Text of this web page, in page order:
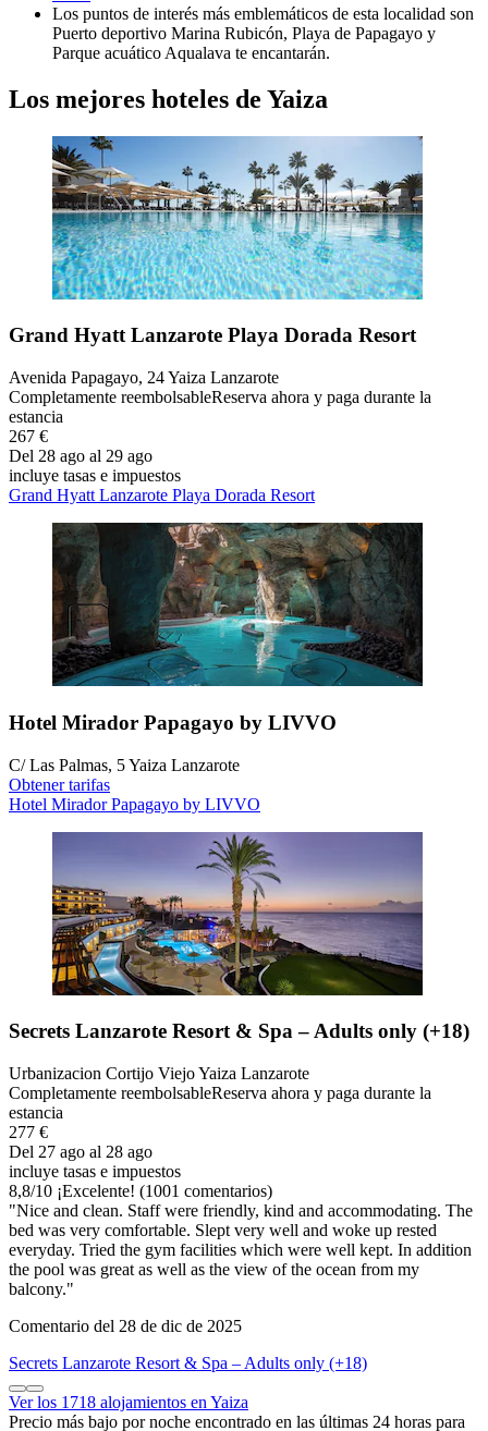
Los puntos de interés más emblemáticos de esta localidad son
Puerto deportivo Marina Rubicón, Playa de Papagayo y
Parque acuático Aqualava te encantarán.
Los mejores hoteles de Yaiza
Grand Hyatt Lanzarote Playa Dorada Resort
Avenida Papagayo, 24 Yaiza Lanzarote
Completamente reembolsableReserva ahora y paga durante la
estancia
267 €
Del 28 ago al 29 ago
incluye tasas e impuestos
Grand Hyatt Lanzarote Playa Dorada Resort
Hotel Mirador Papagayo by LIVVO
C/ Las Palmas, 5 Yaiza Lanzarote
Obtener tarifas
Hotel Mirador Papagayo by LIVVO
Secrets Lanzarote Resort & Spa – Adults only (+18)
Urbanizacion Cortijo Viejo Yaiza Lanzarote
Completamente reembolsableReserva ahora y paga durante la
estancia
277 €
Del 27 ago al 28 ago
incluye tasas e impuestos
8,8/10 ¡Excelente! (1001 comentarios)
"Nice and clean. Staff were friendly, kind and accommodating. The
bed was very comfortable. Slept very well and woke up rested
everyday. Tried the gym facilities which were well kept. In addition
the pool was great as well as the view of the ocean from my
balcony."
Comentario del 28 de dic de 2025
Secrets Lanzarote Resort & Spa – Adults only (+18)
Ver los 1718 alojamientos en Yaiza
Precio más bajo por noche encontrado en las últimas 24 horas para